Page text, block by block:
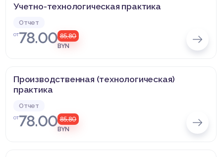
Учетно-технологическая практика
Отчет
от78.00 85,80
BYN
Производственная (технологическая)
практика
Отчет
от78.00 85,80
BYN